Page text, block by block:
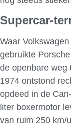
Supercar-
Waar
gebruikte
de openbare weg
1974 ontstond
opdeed in de
liter boxermotor
van ruim 250 km/